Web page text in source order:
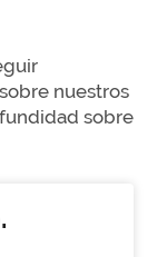
nuestros
sobre